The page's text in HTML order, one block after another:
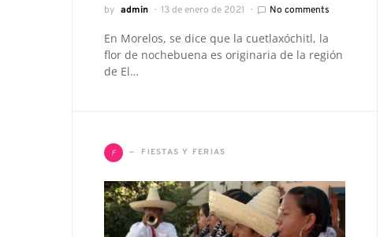
by admin 13 de enero de 2021 No comments
En Morelos, se dice que la cuetlaxóchitl, la
flor de nochebuena es originaria de la región
de El…
F FIESTAS Y FERIAS